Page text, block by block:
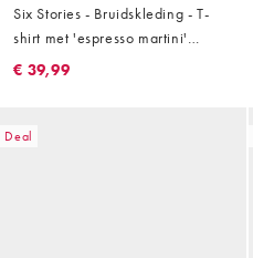
Six Stories - Bruidskleding - T-
shirt met 'espresso martini'
versiering van kraaltjes in wit
€ 39,99
Deal